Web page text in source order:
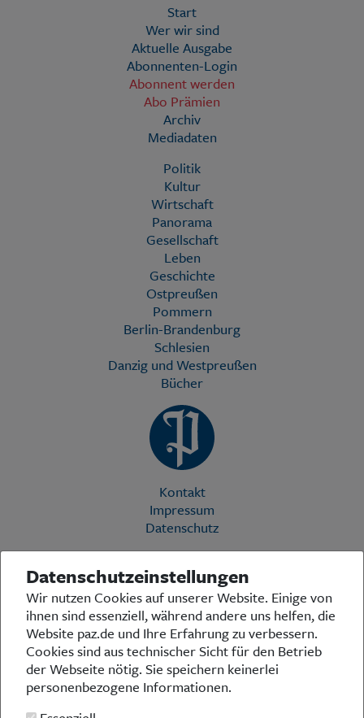
Start
Wer wir sind
Aktuelle Ausgabe
Abonnenten-Login
Abonnent werden
Abo Prämien
Archiv
Mediadaten
Politik
Kultur
Wirtschaft
Panorama
Gesellschaft
Leben
Geschichte
Ostpreußen
Pommern
Berlin-Brandenburg
Schlesien
Danzig und Westpreußen
Bücher
Kontakt
Impressum
Datenschutz
Die Preußische Allgemeine Zeitung (PAZ) ist eine einzigartige Stimme
in der deutschen Medienlandschaft. Woche für Woche berichtet sie
über das aktuelle Zeitgeschehen in Politik, Kultur und Wirtschaft und
bezieht zu den grundlegenden Entwicklungen unserer Gesellschaft
Stellung. In ihrer Arbeit fühlt sich die Redaktion dem traditionellen
preußischen Wertekanon verpflichtet: Das alte Preußen stand und
steht für religiöse und weltanschauliche Toleranz, für Heimatliebe
und Weltoffenheit, für Rechtstaatlichkeit und intellektuelle
Datenschutzeinstellungen
Wir nutzen Cookies auf unserer Website. Einige von
ihnen sind essenziell, während andere uns helfen, die
Website paz.de und Ihre Erfahrung zu verbessern.
Cookies sind aus technischer Sicht für den Betrieb
der Webseite nötig. Sie speichern keinerlei
personenbezogene Informationen.